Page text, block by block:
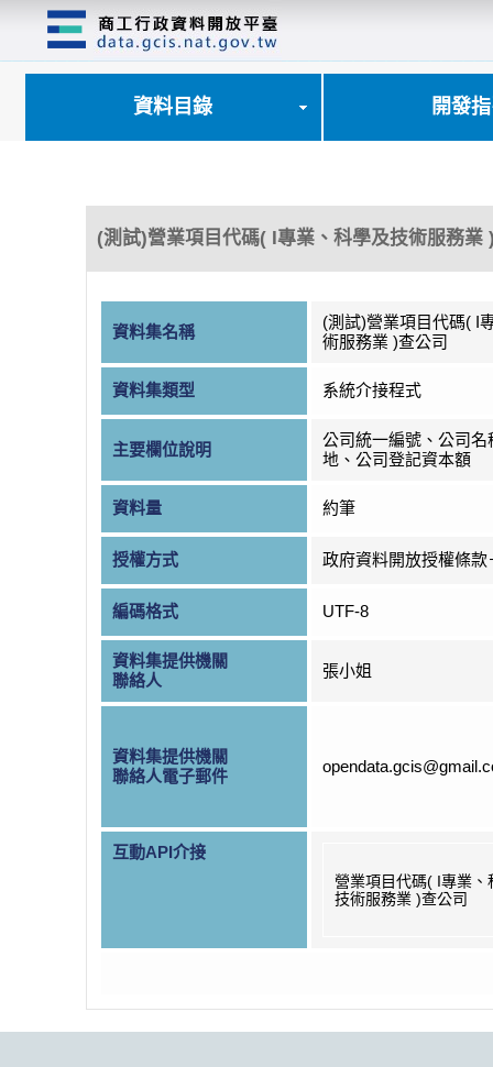
資料目錄 開發
(測試)營業項目代碼( I專業、科學及技術服務業
資料集名稱
(測試)營業項目代碼( I
術服務業 )查公司
資料集類型 系統介接程式
主要欄位說明
公司統一編號、公司名
地、公司登記資本額
資料量 約筆
授權方式 政府資料開放授權條款
編碼格式 UTF-8
資料集提供機關
聯絡人
張小姐
資料集提供機關
聯絡人電子郵件
互動API介接
營業項目代碼( I專業、
技術服務業 )查公司